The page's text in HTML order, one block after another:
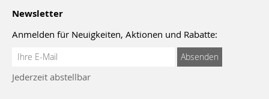
Newsletter
Anmelden für Neuigkeiten, Aktionen und Rabatte:
Anmeldung
Newsletter:
Absenden
Jederzeit abstellbar